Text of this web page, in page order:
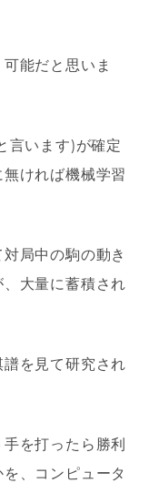
能だと思いま
言います)が確定
ければ機械学習
局中の駒の動き
大量に蓄積され
を見て研究され
を打ったら勝利
、コンピュータ